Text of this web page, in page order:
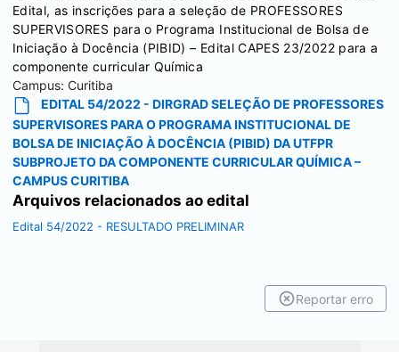
Edital, as inscrições para a seleção de PROFESSORES
SUPERVISORES para o Programa Institucional de Bolsa de
Iniciação à Docência (PIBID) – Edital CAPES 23/2022 para a
componente curricular Química
Campus: Curitiba
EDITAL 54/2022 - DIRGRAD SELEÇÃO DE PROFESSORES
SUPERVISORES PARA O PROGRAMA INSTITUCIONAL DE
BOLSA DE INICIAÇÃO À DOCÊNCIA (PIBID) DA UTFPR
SUBPROJETO DA COMPONENTE CURRICULAR QUÍMICA –
CAMPUS CURITIBA
Arquivos relacionados ao edital
Edital 54/2022 - RESULTADO PRELIMINAR
Reportar erro